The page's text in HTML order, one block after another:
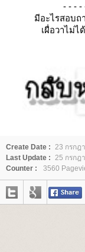
- - - -
มีอะไรสอบถ
เผื่อวาไม่
Create Date :
23 กรกฎ
Last Update :
25 กรกฎ
Counter :
3560